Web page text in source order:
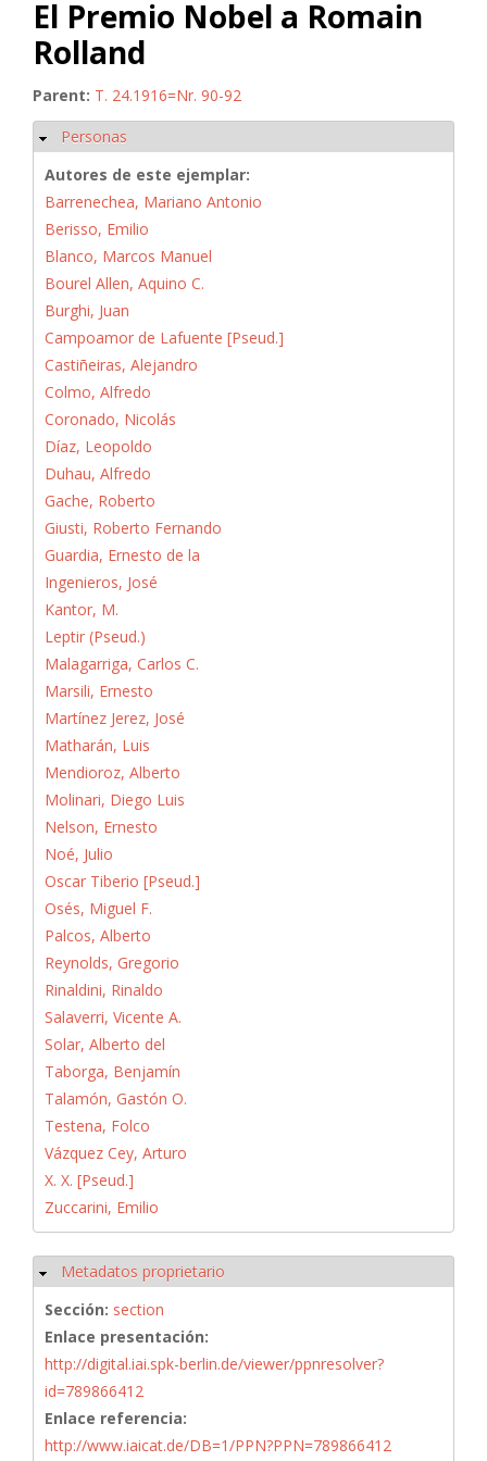
El Premio Nobel a Romain
Rolland
Parent: T. 24.1916=Nr. 90-92
Ocultar
Personas
Autores de este ejemplar:
Barrenechea, Mariano Antonio
Berisso, Emilio
Blanco, Marcos Manuel
Bourel Allen, Aquino C.
Burghi, Juan
Campoamor de Lafuente [Pseud.]
Castiñeiras, Alejandro
Colmo, Alfredo
Coronado, Nicolás
Díaz, Leopoldo
Duhau, Alfredo
Gache, Roberto
Giusti, Roberto Fernando
Guardia, Ernesto de la
Ingenieros, José
Kantor, M.
Leptir (Pseud.)
Malagarriga, Carlos C.
Marsili, Ernesto
Martínez Jerez, José
Matharán, Luis
Mendioroz, Alberto
Molinari, Diego Luis
Nelson, Ernesto
Noé, Julio
Oscar Tiberio [Pseud.]
Osés, Miguel F.
Palcos, Alberto
Reynolds, Gregorio
Rinaldini, Rinaldo
Salaverri, Vicente A.
Solar, Alberto del
Taborga, Benjamín
Talamón, Gastón O.
Testena, Folco
Vázquez Cey, Arturo
X. X. [Pseud.]
Zuccarini, Emilio
Ocultar
Metadatos proprietario
Sección: section
Enlace presentación:
http://digital.iai.spk-berlin.de/viewer/ppnresolver?
id=789866412
Enlace referencia:
http://www.iaicat.de/DB=1/PPN?PPN=789866412